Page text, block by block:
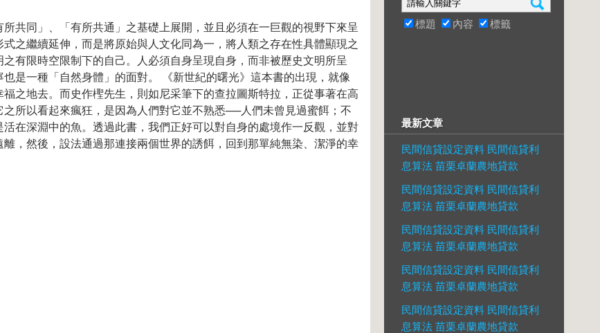
共同」、「有所共通」之基礎上展開，並且必須在一巨觀的視野下來呈
之繼續延伸，而是將原始與人文化同為一，將人類之存在性具體顯現之
有限時空限制下的自己。人必須自身呈現自身，而非被歷史文明所呈
是一種「自然身體」的面對。 《新世紀的曙光》這本書的出現，就像
之地去。而史作檉先生，則如尼采筆下的查拉圖斯特拉，正從事著在高
所以看起來瘋狂，是因為人們對它並不熟悉──人們未曾見過蜜餌；不
在深淵中的魚。透過此書，我們正好可以對自身的處境作一反觀，並對
，然後，設法通過那連接兩個世界的誘餌，回到那單純無染、潔淨的幸
標題 內容 標籤
最新文章
民間信貸設定資料 民間信貸利
息算法 苗栗卓蘭農地貸款
民間信貸設定資料 民間信貸利
息算法 苗栗卓蘭農地貸款
民間信貸設定資料 民間信貸利
息算法 苗栗卓蘭農地貸款
民間信貸設定資料 民間信貸利
息算法 苗栗卓蘭農地貸款
民間信貸設定資料 民間信貸利
息算法 苗栗卓蘭農地貸款